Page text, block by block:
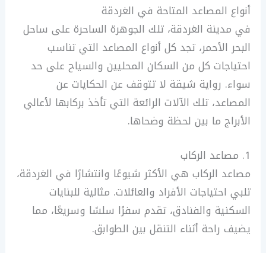
أنواع المصاعد المتاحة في الغردقة
في مدينة الغردقة، تلك الجوهرة الساحرة على ساحل
البحر الأحمر، تجد كل أنواع المصاعد التي تناسب
احتياجات كل من السكان المحليين والسياح على حد
سواء. رواية شيقة لا تتوقف عن الحكايات عن
المصاعد، تلك الآلات الرائعة التي تأخذ بركابها لأعالي
الأبراج ما بين لحظة وضحاها.
1. مصاعد الركاب
مصاعد الركاب هي الأكثر شيوعًا وانتشارًا في الغردقة،
تلبي احتياجات الأفراد والعائلات. مثالية للبنايات
السكنية والفنادق، تقدم سفرًا سلسًا وسريعًا، مما
يضيف راحة أثناء التنقل بين الطوابق.